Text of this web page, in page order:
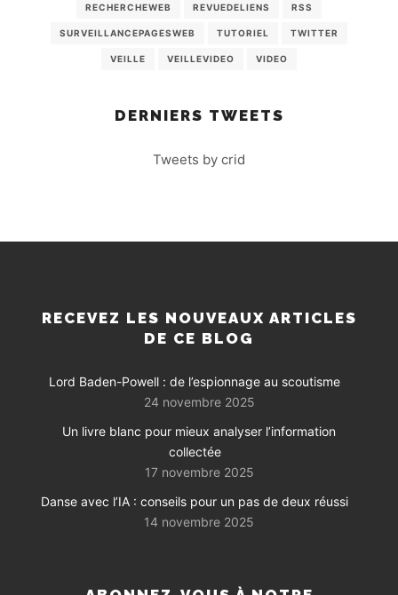
RECHERCHEWEB REVUEDELIENS RSS
SURVEILLANCEPAGESWEB TUTORIEL TWITTER
VEILLE VEILLEVIDEO VIDEO
DERNIERS TWEETS
Tweets by crid
RECEVEZ LES NOUVEAUX ARTICLES
DE CE BLOG
Lord Baden-Powell : de l’espionnage au scoutisme
24 novembre 2025
Un livre blanc pour mieux analyser l’information
collectée
17 novembre 2025
Danse avec l’IA : conseils pour un pas de deux réussi
14 novembre 2025